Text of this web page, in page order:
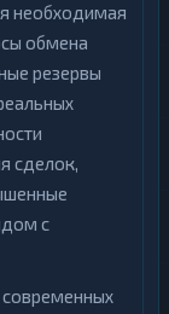
необходимая
обмена
резервы
сделок,
с